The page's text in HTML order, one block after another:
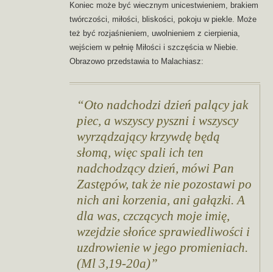
Koniec może być wiecznym unicestwieniem, brakiem
twórczości, miłości, bliskości, pokoju w piekle. Może
też być rozjaśnieniem, uwolnieniem z cierpienia,
wejściem w pełnię Miłości i szczęścia w Niebie.
Obrazowo przedstawia to Malachiasz:
Oto nadchodzi dzień palący jak
piec, a wszyscy pyszni i wszyscy
wyrządzający krzywdę będą
słomą, więc spali ich ten
nadchodzący dzień, mówi Pan
Zastępów, tak że nie pozostawi po
nich ani korzenia, ani gałązki. A
dla was, czczących moje imię,
wzejdzie słońce sprawiedliwości i
uzdrowienie w jego promieniach.
(Ml 3,19-20a)